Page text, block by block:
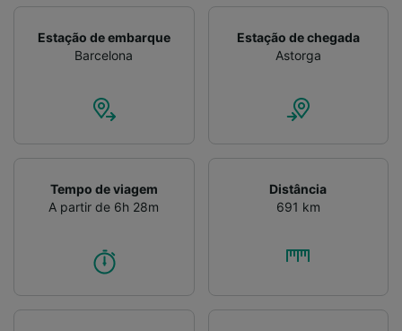
Estação de embarque
Barcelona
Estação de chegada
Astorga
Tempo de viagem
A partir de 6h 28m
Distância
691 km
Verificar ativamente as características do
dispositivo para identificação. Armazenar e/ou
acessar informações em um dispositivo.
Publicidade e conteúdo personalizados,
de público e desenvolvimento de serviços..
Lista de parceiros (fornecedores)